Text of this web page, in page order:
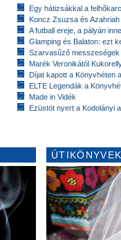
Egy hátizsákkal a
Koncz Zsuzsa és
A futball ereje, a pályán
Glamping és Balaton: ezt
Szarvasűző messzeségek
Marék Veronikától
Díjat kapott a Könyvhéten
ELTE Legendák a
Made in Vidék
Ezüstöt nyert a Kodolányi